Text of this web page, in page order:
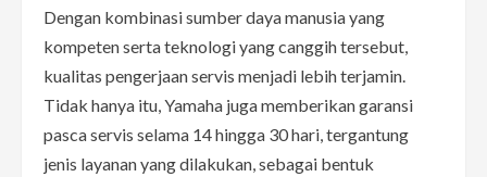
Dengan kombinasi sumber daya manusia yang
kompeten serta teknologi yang canggih tersebut,
kualitas pengerjaan servis menjadi lebih terjamin.
Tidak hanya itu, Yamaha juga memberikan garansi
pasca servis selama 14 hingga 30 hari, tergantung
jenis layanan yang dilakukan, sebagai bentuk